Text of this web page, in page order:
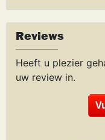
Reviews
Heeft u plezier
uw review in.